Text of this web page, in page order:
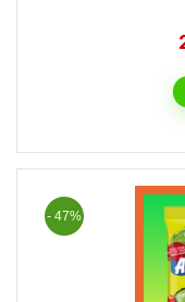
- 47%